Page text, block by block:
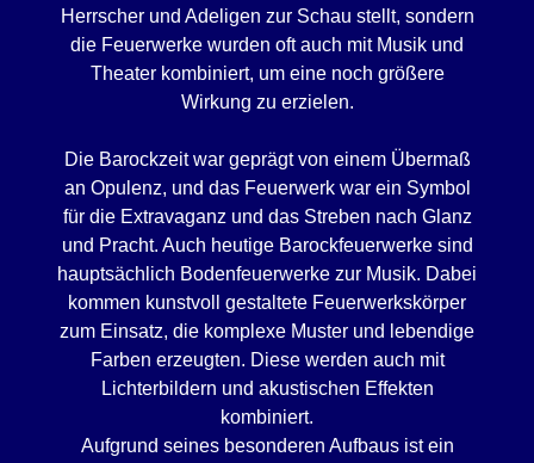
Herrscher und Adeligen zur Schau stellt, sondern
die Feuerwerke wurden oft auch mit Musik und
Theater kombiniert, um eine noch größere
Wirkung zu erzielen.
Die Barockzeit war geprägt von einem Übermaß
an Opulenz, und das Feuerwerk war ein Symbol
für die Extravaganz und das Streben nach Glanz
und Pracht. Auch heutige Barockfeuerwerke sind
hauptsächlich Bodenfeuerwerke zur Musik. Dabei
kommen kunstvoll gestaltete Feuerwerkskörper
zum Einsatz, die komplexe Muster und lebendige
Farben erzeugten. Diese werden auch mit
Lichterbildern und akustischen Effekten
kombiniert.
Aufgrund seines besonderen Aufbaus ist ein